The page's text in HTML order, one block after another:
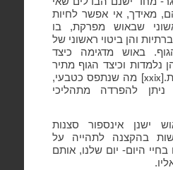
מאידך, אי אפשר לחיות
שבאוש מפרקת, בו
והן ביטוי ראשוני של
באוש מדגימה כיצד
נלמדות וכיצד הגוף מתיר
xxix] מה שנתפס כטבעי,
ניתן להפרדה מתהליכי
ישנן אינספור סצנות
בהקצנה לתהייה על
היום- יום שלנו, אותם